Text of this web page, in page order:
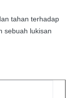
tahan terhadap
sebuah lukisan